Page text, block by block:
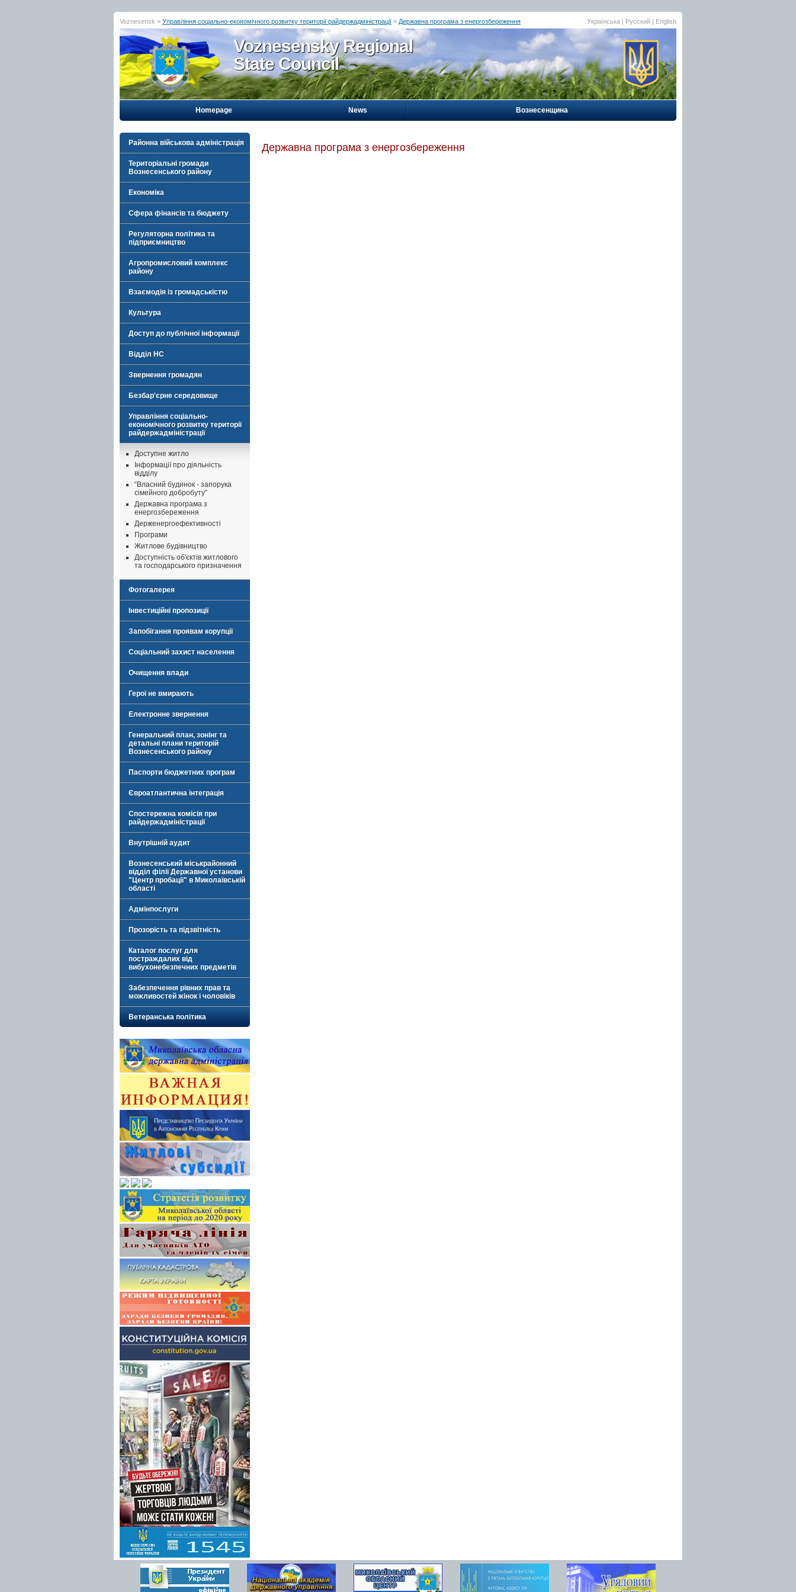
Voznesensk » Управління соціально-економічного розвитку території райдержадміністрації » Державна програма з енергозбереження Українська | Русский | English
Voznesensky Regional
State Council
Homepage News Вознесенщина
Районна військова адміністрація
Територіальні громади
Вознесенського району
Економіка
Сфера фінансів та бюджету
Регуляторна політика та
підприємництво
Агропромисловий комплекс
району
Взаємодія із громадськістю
Культура
Доступ до публічної інформації
Відділ НС
Звернення громадян
Безбар'єрне середовище
Управління соціально-
економічного розвитку території
райдержадміністрації
Доступне житло
Інформації про діяльність
відділу
“Власний будинок - запорука
сімейного добробуту”
Державна програма з
енергозбереження
Держенергоефективності
Програми
Житлове будівництво
Доступність об'єктів житлового
та господарського призначення
Фотогалерея
Інвестиційні пропозиції
Запобігання проявам корупції
Соціальний захист населення
Очищення влади
Герої не вмирають
Електронне звернення
Генеральний план, зонінг та
детальні плани територій
Вознесенського району
Паспорти бюджетних програм
Євроатлантична інтеграція
Спостережна комісія при
райдержадміністрації
Внутрішній аудит
Вознесенський міськрайонний
відділ філії Державної установи
"Центр пробації" в Миколаївській
області
Адмінпослуги
Прозорість та підзвітність
Каталог послуг для
постраждалих від
вибухонебезпечних предметів
Забезпечення рівних прав та
можливостей жінок і чоловіків
Ветеранська політика
Державна програма з енергозбереження